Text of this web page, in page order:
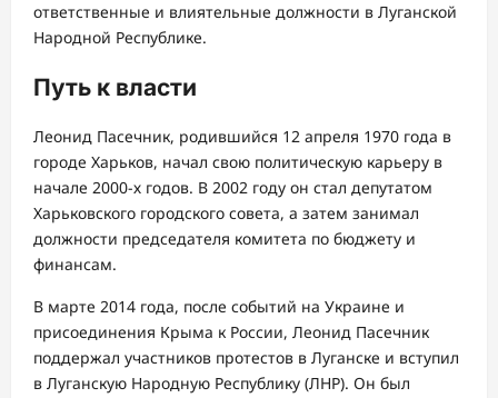
ответственные и влиятельные должности в Луганской
Народной Республике.
Путь к власти
Леонид Пасечник, родившийся 12 апреля 1970 года в
городе Харьков, начал свою политическую карьеру в
начале 2000-х годов. В 2002 году он стал депутатом
Харьковского городского совета, а затем занимал
должности председателя комитета по бюджету и
финансам.
В марте 2014 года, после событий на Украине и
присоединения Крыма к России, Леонид Пасечник
поддержал участников протестов в Луганске и вступил
в Луганскую Народную Республику (ЛНР). Он был